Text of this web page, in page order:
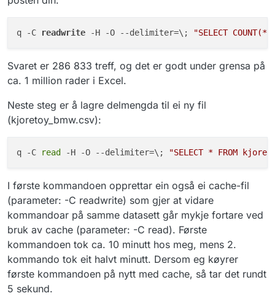
q -C readwrite -H -O --delimiter=\; "SELECT
Svaret er 286 833 treff, og det er godt under grensa på
ca. 1 million rader i Excel.
Neste steg er å lagre delmengda til ei ny fil
(kjoretoy_bmw.csv):
q -C read -H -O --delimiter=\; "SELECT * FROM
I første kommandoen opprettar ein også ei cache-fil
(parameter: -C readwrite) som gjer at vidare
kommandoar på samme datasett går mykje fortare ved
bruk av cache (parameter: -C read). Første
kommandoen tok ca. 10 minutt hos meg, mens 2.
kommando tok eit halvt minutt. Dersom eg køyrer
første kommandoen på nytt med cache, så tar det rundt
5 sekund.